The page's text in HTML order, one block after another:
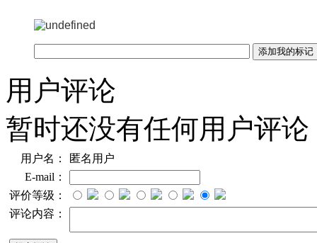
用户评论
暂时还没有任何用户评论
用户名：
匿名用户
E-mail：
评价等级：
评论内容：